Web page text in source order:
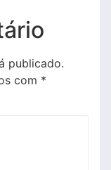
publicado.
com *